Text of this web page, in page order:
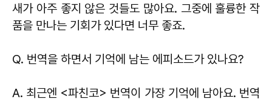
새가 아주 좋지 않은 것들도 많아요. 그중에 훌륭한 작
품을 만나는 기회가 있다면 너무 좋죠.
Q. 번역을 하면서 기억에 남는 에피소드가 있나요?
A. 최근엔 <파친코> 번역이 가장 기억에 남아요. 번역